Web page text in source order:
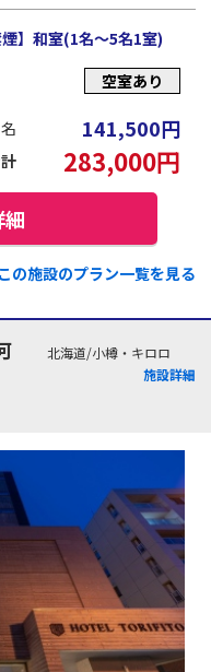
】和室(1名～5名1室)
空室あり
141,500円
283,000円
この施設のプラン一覧を見る
北海道/小樽・キロロ
施設詳細